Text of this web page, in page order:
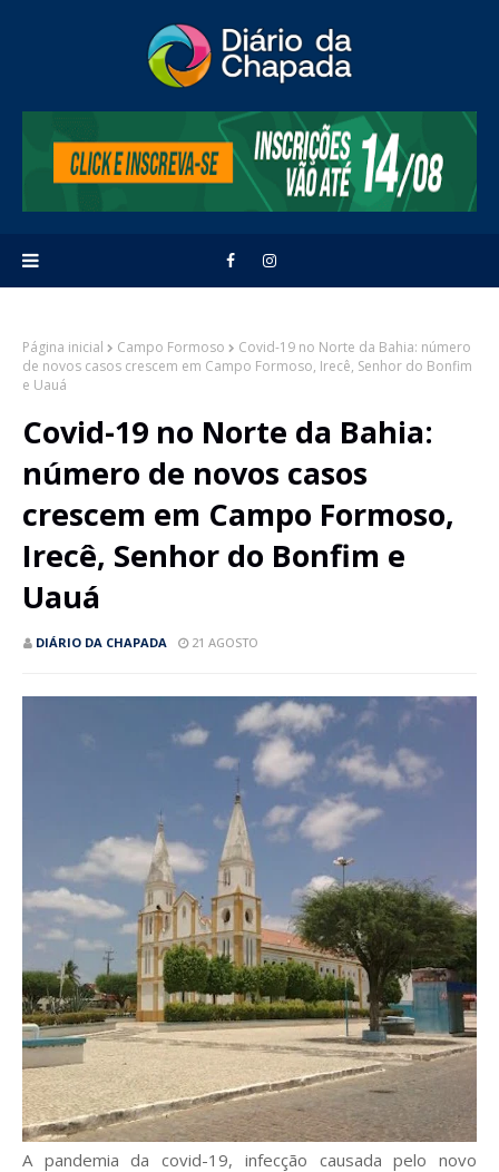
Página inicial Campo Formoso
Covid-19 no Norte da Bahia: número
de novos casos crescem em Campo Formoso, Irecê, Senhor do Bonfim
e Uauá
Covid-19 no Norte da Bahia:
número de novos casos
crescem em Campo Formoso,
Irecê, Senhor do Bonfim e
Uauá
DIÁRIO DA CHAPADA 21 AGOSTO
A pandemia da covid-19, infecção causada pelo novo